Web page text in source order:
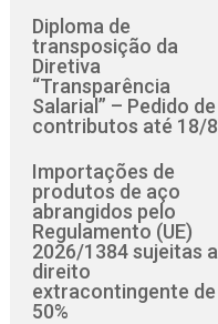
Diploma de
transposição da
Diretiva
“Transparência
Salarial” – Pedido de
contributos até 18/8
Importações de
produtos de aço
abrangidos pelo
Regulamento (UE)
2026/1384 sujeitas a
direito
extracontingente de
50%